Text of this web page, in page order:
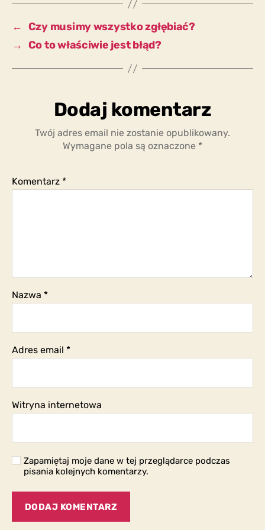
zgłębić?
← Czy musimy wszystko zgłębiać?
→ Co to właściwie jest błąd?
Dodaj komentarz
Twój adres email nie zostanie opublikowany.
Wymagane pola są oznaczone *
Komentarz *
Nazwa *
Adres email *
Witryna internetowa
Zapamiętaj moje dane w tej przeglądarce podczas
pisania kolejnych komentarzy.